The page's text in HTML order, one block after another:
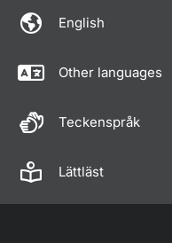
English
Other languages
Teckenspråk
Lättläst